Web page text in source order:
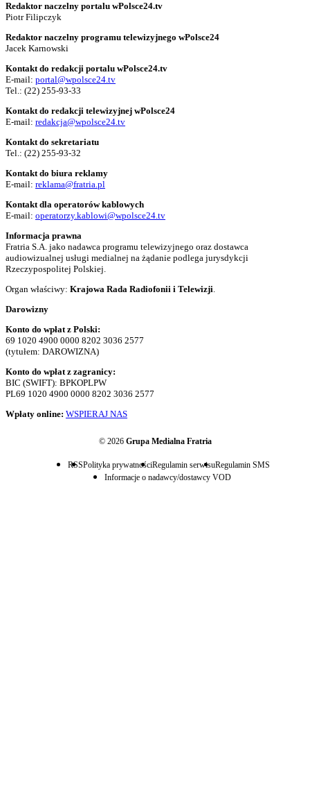
Redaktor naczelny portalu wPolsce24.tv
Piotr Filipczyk
Redaktor naczelny programu telewizyjnego wPolsce24
Jacek Karnowski
Kontakt do redakcji portalu wPolsce24.tv
E-mail: portal@wpolsce24.tv
Tel.: (22) 255-93-33
Kontakt do redakcji telewizyjnej wPolsce24
E-mail: redakcja@wpolsce24.tv
Kontakt do sekretariatu
Tel.: (22) 255-93-32
Kontakt do biura reklamy
E-mail: reklama@fratria.pl
Kontakt dla operatorów kablowych
E-mail: operatorzy.kablowi@wpolsce24.tv
Informacja prawna
Fratria S.A. jako nadawca programu telewizyjnego oraz dostawca
audiowizualnej usługi medialnej na żądanie podlega jurysdykcji
Rzeczypospolitej Polskiej.
Organ właściwy: Krajowa Rada Radiofonii i Telewizji
Darowizny
Konto do wpłat z Polski:
69 1020 4900 0000 8202 3036 2577
(tytułem: DAROWIZNA)
Konto do wpłat z zagranicy:
BIC (SWIFT): BPKOPLPW
PL69 1020 4900 0000 8202 3036 2577
Wpłaty online: WSPIERAJ NAS
© 2026 Grupa Medialna Fratria
RSSPolityka prywatnościRegulamin serwisuRegulamin SMS
Informacje o nadawcy/dostawcy VOD